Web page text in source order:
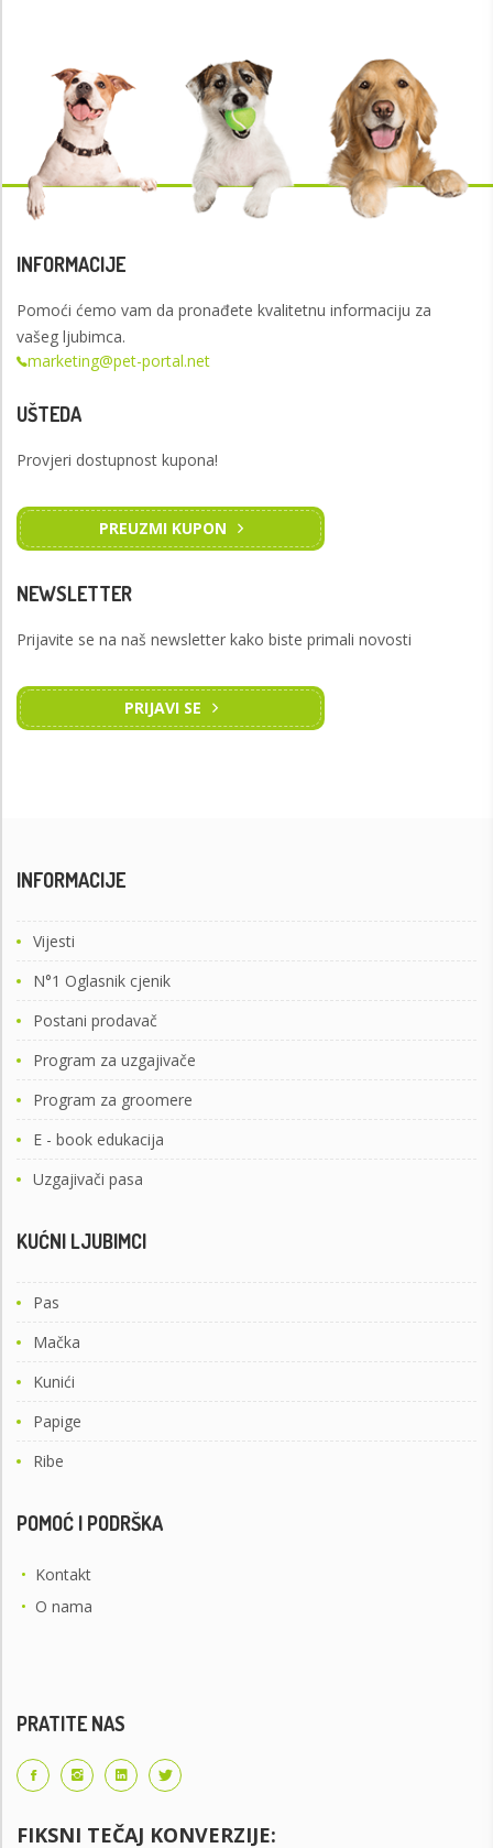
INFORMACIJE
Pomoći ćemo vam da pronađete kvalitetnu informaciju za
vašeg ljubimca.
marketing@pet-portal.net
UŠTEDA
Provjeri dostupnost kupona!
PREUZMI KUPON
NEWSLETTER
Prijavite se na naš newsletter kako biste primali novosti
PRIJAVI SE
INFORMACIJE
Vijesti
N°1 Oglasnik cjenik
Postani prodavač
Program za uzgajivače
Program za groomere
E - book edukacija
Uzgajivači pasa
KUĆNI LJUBIMCI
Pas
Mačka
Kunići
Papige
Ribe
POMOĆ I PODRŠKA
• Kontakt
• O nama
PRATITE NAS
FIKSNI TEČAJ KONVERZIJE: